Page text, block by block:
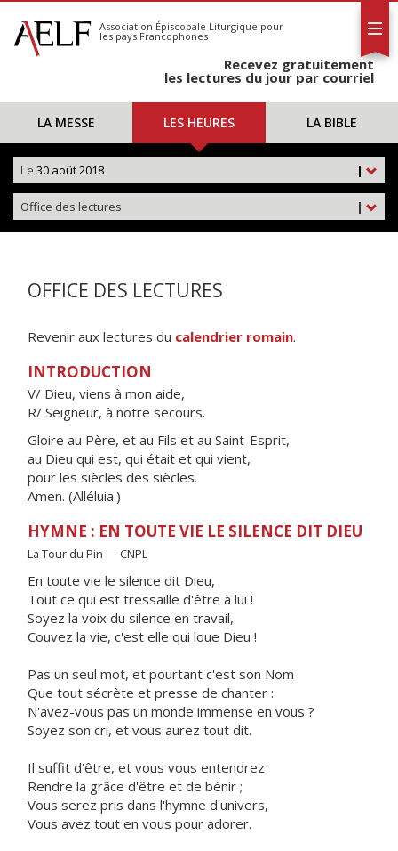
S'abonner
Calendrier
Association Épiscopale Liturgique pour
les pays Francophones
Recevez gratuitement
les lectures du jour par courriel
LA MESSE LES HEURES LA BIBLE
|
Le 30 août 2018
|
Office des lectures
OFFICE DES LECTURES
Revenir aux lectures du calendrier romain.
INTRODUCTION
V/ Dieu, viens à mon aide,
R/ Seigneur, à notre secours.
Gloire au Père, et au Fils et au Saint-Esprit,
au Dieu qui est, qui était et qui vient,
pour les siècles des siècles.
Amen. (Alléluia.)
HYMNE : EN TOUTE VIE LE SILENCE DIT DIEU
La Tour du Pin — CNPL
En toute vie le silence dit Dieu,
Tout ce qui est tressaille d'être à lui !
Soyez la voix du silence en travail,
Couvez la vie, c'est elle qui loue Dieu !
Pas un seul mot, et pourtant c'est son Nom
Que tout sécrète et presse de chanter :
N'avez-vous pas un monde immense en vous ?
Soyez son cri, et vous aurez tout dit.
Il suffit d'être, et vous vous entendrez
Rendre la grâce d'être et de bénir ;
Vous serez pris dans l'hymne d'univers,
Vous avez tout en vous pour adorer.